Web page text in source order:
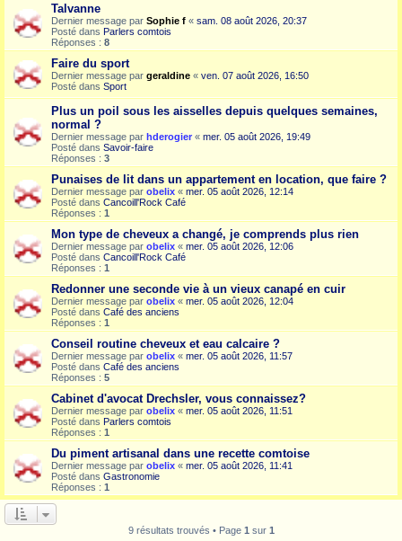
r
Talvanne
Dernier message par Sophie f « sam. 08 août 2026, 20:37
Posté dans Parlers comtois
Réponses : 8
Faire du sport
Dernier message par geraldine « ven. 07 août 2026, 16:50
Posté dans Sport
Plus un poil sous les aisselles depuis quelques semaines,
normal ?
Dernier message par hderogier « mer. 05 août 2026, 19:49
Posté dans Savoir-faire
Réponses : 3
Punaises de lit dans un appartement en location, que faire ?
Dernier message par obelix « mer. 05 août 2026, 12:14
Posté dans Cancoill'Rock Café
Réponses : 1
Mon type de cheveux a changé, je comprends plus rien
Dernier message par obelix « mer. 05 août 2026, 12:06
Posté dans Cancoill'Rock Café
Réponses : 1
Redonner une seconde vie à un vieux canapé en cuir
Dernier message par obelix « mer. 05 août 2026, 12:04
Posté dans Café des anciens
Réponses : 1
Conseil routine cheveux et eau calcaire ?
Dernier message par obelix « mer. 05 août 2026, 11:57
Posté dans Café des anciens
Réponses : 5
Cabinet d'avocat Drechsler, vous connaissez?
Dernier message par obelix « mer. 05 août 2026, 11:51
Posté dans Parlers comtois
Réponses : 1
Du piment artisanal dans une recette comtoise
Dernier message par obelix « mer. 05 août 2026, 11:41
Posté dans Gastronomie
Réponses : 1
9 résultats trouvés • Page 1 sur 1